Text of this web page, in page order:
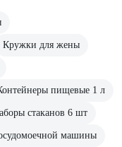
Кружки для жены
пищевые 1 л
стаканов 6 шт
машины